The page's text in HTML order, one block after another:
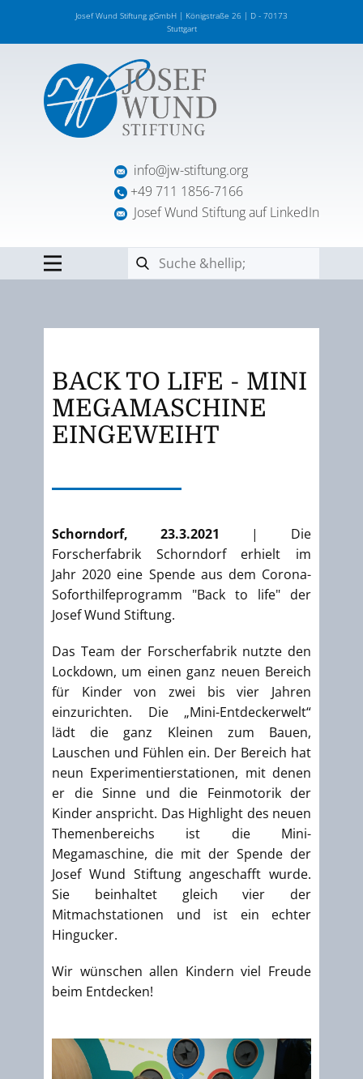
Josef Wund Stiftung gGmbH | Königstraße 26 | D - 70173
Stuttgart
info@jw-stiftung.org
+49 711 1856-7166
Josef Wund Stiftung auf LinkedIn
BACK TO LIFE - MINI
MEGAMASCHINE
EINGEWEIHT
Schorndorf, 23.3.2021 | Die
Forscherfabrik Schorndorf erhielt im
Jahr 2020 eine Spende aus dem Corona-
Soforthilfeprogramm "Back to life" der
Josef Wund Stiftung.
Das Team der Forscherfabrik nutzte den
Lockdown, um einen ganz neuen Bereich
für Kinder von zwei bis vier Jahren
einzurichten. Die „Mini-Entdeckerwelt“
lädt die ganz Kleinen zum Bauen,
Lauschen und Fühlen ein. Der Bereich hat
neun Experimentierstationen, mit denen
er die Sinne und die Feinmotorik der
Kinder anspricht. Das Highlight des neuen
Themenbereichs ist die Mini-
Megamaschine, die mit der Spende der
Josef Wund Stiftung angeschafft wurde.
Sie beinhaltet gleich vier der
Mitmachstationen und ist ein echter
Hingucker.
Wir wünschen allen Kindern viel Freude
beim Entdecken!